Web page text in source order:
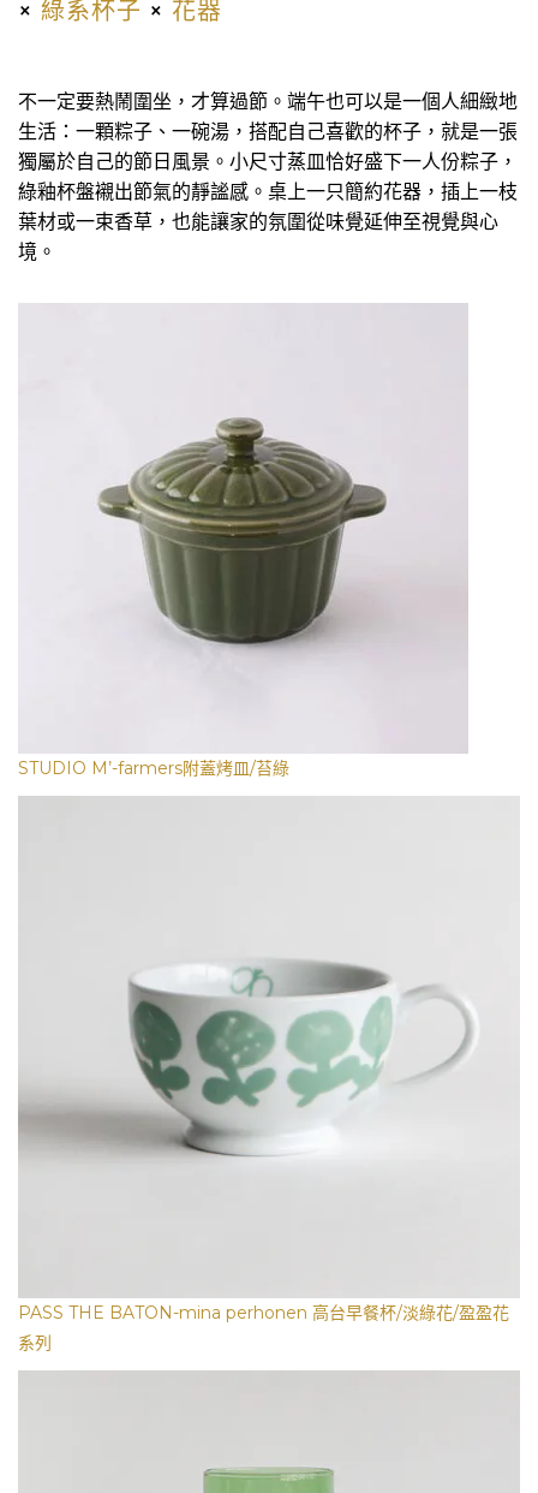
× 綠系杯子 × 花器
不一定要熱鬧圍坐，才算過節。端午也可以是一個人細緻地
生活：一顆粽子、一碗湯，搭配自己喜歡的杯子，就是一張
獨屬於自己的節日風景。小尺寸蒸皿恰好盛下一人份粽子，
綠釉杯盤襯出節氣的靜謐感。桌上一只簡約花器，插上一枝
葉材或一束香草，也能讓家的氛圍從味覺延伸至視覺與心
境。
STUDIO M’-farmers附蓋烤皿/苔綠
PASS THE BATON-mina perhonen 高台早餐杯/淡綠花/盈盈花
系列